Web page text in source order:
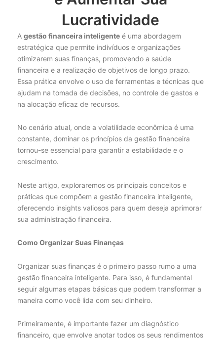
Lucratividade
A gestão financeira inteligenteé uma abordagem
estratégica que permite indivíduos e organizações
otimizarem suas finanças, promovendo a saúde
financeira e a realização de objetivos de longo prazo.
Essa prática envolve o uso de ferramentas e técnicas que
ajudam na tomada de decisões, no controle de gastos e
na alocação eficaz de recursos.
No cenário atual, onde a volatilidade econômica é uma
constante, dominar os princípios da gestão financeira
tornou-se essencial para garantir a estabilidade e o
crescimento.
Neste artigo, exploraremos os principais conceitos e
práticas que compõem a gestão financeira inteligente,
oferecendo insights valiosos para quem deseja aprimorar
sua administração financeira.
Como Organizar Suas Finanças
Organizar suas finanças é o primeiro passo rumo a uma
gestão financeira inteligente. Para isso, é fundamental
seguir algumas etapas básicas que podem transformar a
maneira como você lida com seu dinheiro.
Primeiramente, é importante fazer um diagnóstico
financeiro, que envolve anotar todos os seus rendimentos